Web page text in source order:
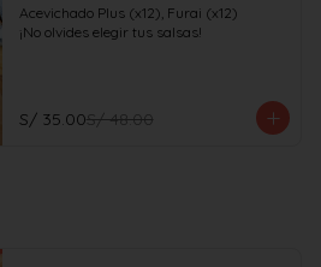
Acevichado Plus (x12), Furai (x12)
¡No olvides elegir tus salsas!
S/ 35.00S/ 48.00